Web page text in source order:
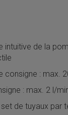
intuitive de la
consigne : max.
: max. 2 l/
de tuyaux par